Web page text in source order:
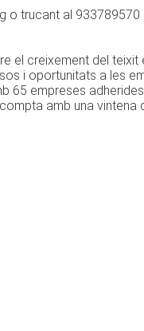
o trucant al
el creixement del teixit
i oportunitats a les
65 empreses
amb una vintena